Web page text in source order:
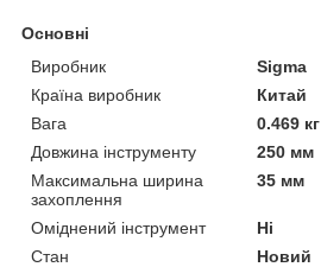
Основні
Виробник
Sigma
Країна виробник
Китай
Вага
0.469 кг
Довжина інструменту
250 мм
Максимальна ширина
захоплення
35 мм
Оміднений інструмент
Ні
Стан
Новий